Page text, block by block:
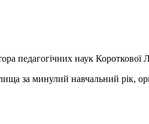
педагогічних наук Короткової
за минулий навчальний рік,